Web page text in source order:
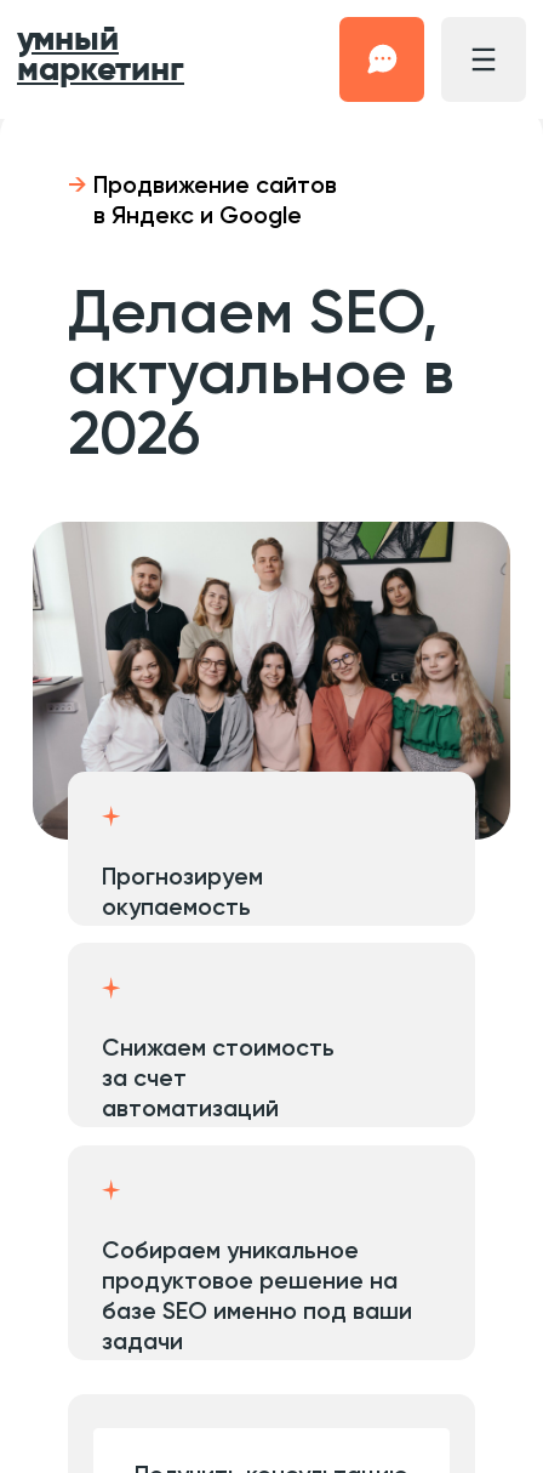
умный
маркетинг
Делаем SEO,
2026
Собираем уникальное
продуктовое решение на
Снижаем стоимость
за счет
Прогнозируем
окупаемость
Получить консультацию
Решим вашу задачу